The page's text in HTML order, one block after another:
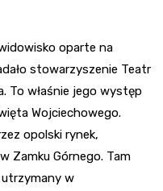
oparte na
stowarzyszenie Teatr
To właśnie jego występ
Wojciechowego.
opolski rynek,
Zamku Górnego. Tam
w